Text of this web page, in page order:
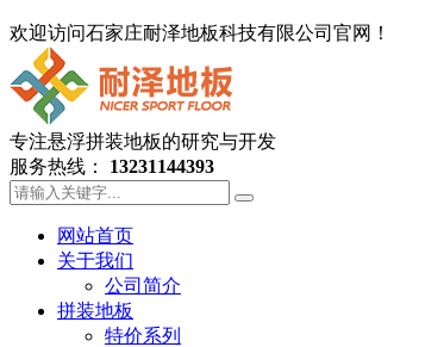
欢迎访问石家庄耐泽地板科技有限公司官网！
专注悬浮拼装地板的研究与开发
服务热线： 13231144393
网站首页
关于我们
公司简介
拼装地板
特价系列